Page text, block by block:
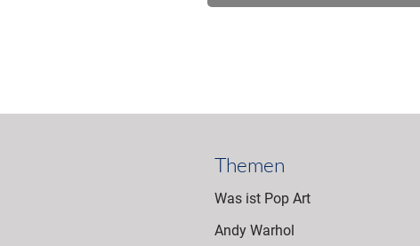
Themen
Was ist Pop Art
Andy Warhol